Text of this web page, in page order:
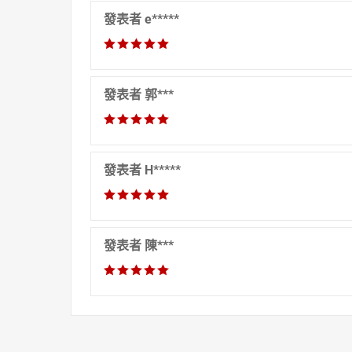
發表者 e*****
發表者 郭***
發表者 H*****
發表者 陳***